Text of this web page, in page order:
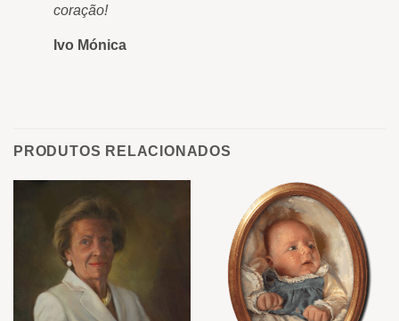
coração!
Ivo Mónica
PRODUTOS RELACIONADOS